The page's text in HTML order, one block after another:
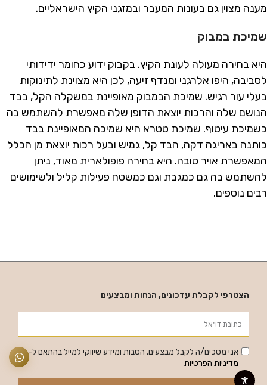
מענה מצוין גם בעונות המעבר ובמזגני הקיץ הישראליים.
שמיכת במבוק
היא בחירה מעולה לעונת הקיץ. בקבוק ידוע כחומר ידידותי
לסביבה, היפו אלרגני ומנדף זיעה, לכן היא מצוינת לתינוקות
בעלי עור רגיש. שמיכת הבמבוק מאופיינת במשקלה הקל, בבד
הנושם שלה והרכות יוצאת הדופן שלה מאפשרת להשתמש בה
כשמיכת עיטוף. שמיכת טטרא היא שמיכה המאופיינת בבד
כותנה באריגה דקה, הבד קל, גמיש ובעל רכות יוצאת מן הכלל
המאפשרת אויר טובה. היא בחירה פופולארית מאוד, ניתן
להשתמש בה גם כמגבת וגם כמשטח פעילות קליל ולשימושים
רבים נוספים.
הצטרפי לקבלת עדכונים, הנחות ומבצעים
אני מסכים/ה לקבל מבצעים, הטבות ומידע שיווקי למייל בהתאם ל-
מדיניות הפרטיות